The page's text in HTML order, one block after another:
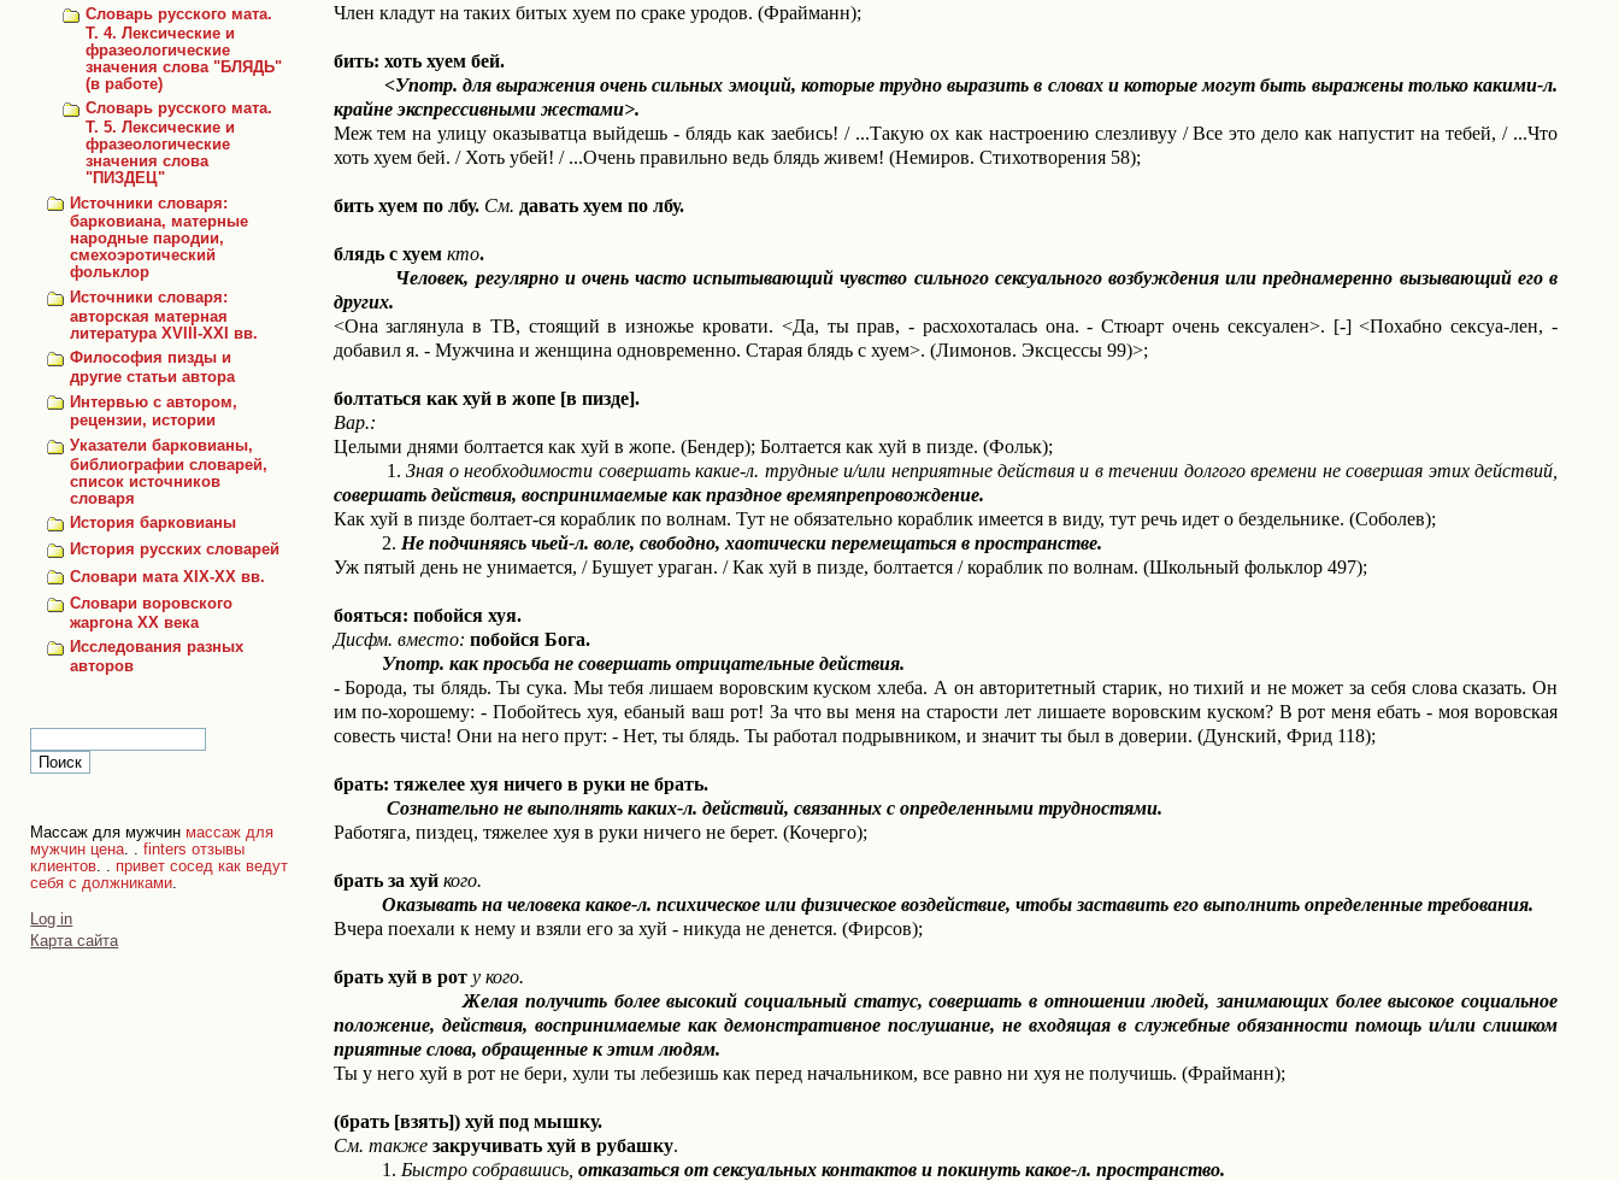
Словарь русского мата.
Т. 4. Лексические и
фразеологические
значения слова "БЛЯДЬ"
(в работе)
Словарь русского мата.
Т. 5. Лексические и
фразеологические
значения слова
"ПИЗДЕЦ"
Источники словаря:
барковиана, матерные
народные пародии,
смехоэротический
фольклор
Источники словаря:
авторская матерная
литература XVIII-XXI вв.
Философия пизды и
другие статьи автора
Интервью с автором,
рецензии, истории
Указатели барковианы,
библиографии словарей,
список источников
словаря
История барковианы
История русских словарей
Словари мата XIX-XX вв.
Словари воровского
жаргона ХХ века
Исследования разных
авторов
Массаж для мужчин массаж для
мужчин цена. .finters отзывы
клиентов. . привет сосед как ведут
себя с должниками.
Personal
tools
Log in
Карта сайта
Член кладут на таких битых хуем по сраке уродов. (Фрайманн);
бить: хоть хуем бей.
<Употр. для выражения очень сильных эмоций, которые трудно выразить в словах и которые могут быть выражены только какими-л.
крайне экспрессивными жестами>.
Меж тем на улицу оказыватца выйдешь - блядь как заебись! / ...Такую ох как настроению слезливуу / Все это дело как напустит на тебей, / ...Что
хоть хуем бей. / Хоть убей! / ...Очень правильно ведь блядь живем! (Немиров. Стихотворения 58);
бить хуем по лбу. См. давать хуем по лбу.
блядь с хуем кто.
Человек, регулярно и очень часто испытывающий чувство сильного сексуального возбуждения или преднамеренно вызывающий его в
других.
<Она заглянула в ТВ, стоящий в изножье кровати. <Да, ты прав, - расхохоталась она. - Стюарт очень сексуален>. [-] <Похабно сексуа-лен, -
добавил я. - Мужчина и женщина одновременно. Старая блядь с хуем>. (Лимонов. Эксцессы 99)>;
болтаться как хуй в жопе [в пизде].
Вар.:
Целыми днями болтается как хуй в жопе. (Бендер); Болтается как хуй в пизде. (Фольк);
1.Зная о необходимости совершать какие-л. трудные и/или неприятные действия и в течении долгого времени не совершая этих действий,
совершать действия, воспринимаемые как праздное времяпрепровождение.
Как хуй в пизде болтает-ся кораблик по волнам. Тут не обязательно кораблик имеется в виду, тут речь идет о бездельнике. (Соболев);
2. Не подчиняясь чьей-л. воле, свободно, хаотически перемещаться в пространстве.
Уж пятый день не унимается, / Бушует ураган. / Как хуй в пизде, болтается / кораблик по волнам. (Школьный фольклор 497);
бояться: побойся хуя.
Дисфм. вместо: побойся Бога.
Употр. как просьба не совершать отрицательные действия.
- Борода, ты блядь. Ты сука. Мы тебя лишаем воровским куском хлеба. А он авторитетный старик, но тихий и не может за себя слова сказать. Он
им по-хорошему: - Побойтесь хуя, ебаный ваш рот! За что вы меня на старости лет лишаете воровским куском? В рот меня ебать - моя воровская
совесть чиста! Они на него прут: - Нет, ты блядь. Ты работал подрывником, и значит ты был в доверии. (Дунский, Фрид 118);
брать: тяжелее хуя ничего в руки не брать.
Сознательно не выполнять каких-л. действий, связанных с определенными трудностями.
Работяга, пиздец, тяжелее хуя в руки ничего не берет. (Кочерго);
брать за хуй кого.
Оказывать на человека какое-л. психическое или физическое воздействие, чтобы заставить его выполнить определенные требования.
Вчера поехали к нему и взяли его за хуй - никуда не денется. (Фирсов);
брать хуй в рот у кого.
Желая получить более высокий социальный статус, совершать в отношении людей, занимающих более высокое социальное
положение, действия, воспринимаемые как демонстративное послушание, не входящая в служебные обязанности помощь и/или слишком
приятные слова, обращенные к этим людям.
Ты у него хуй в рот не бери, хули ты лебезишь как перед начальником, все равно ни хуя не получишь. (Фрайманн);
(брать [взять]) хуй под мышку.
См. также закручивать хуй в рубашку.
1. Быстро собравшись, отказаться от сексуальных контактов и покинуть какое-л. пространство.